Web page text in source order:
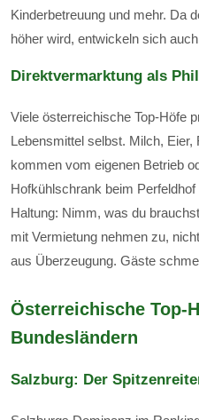
Kinderbetreuung und mehr. Da
höher wird, entwickeln sich
Direktvermarktung als
Viele österreichische Top-Höfe
Lebensmittel selbst. Milch,
kommen vom eigenen Betrieb
Hofkühlschrank beim
Haltung: Nimm, was du
mit Vermietung nehmen zu,
aus Überzeugung. Gäste
Österreichische Top-
Bundesländern
Salzburg: Der